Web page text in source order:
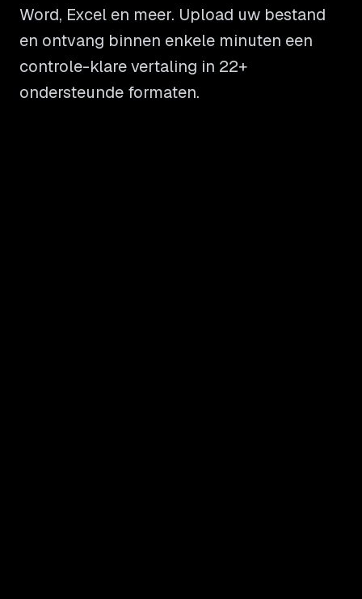
Word, Excel en meer. Upload uw bestand
en ontvang binnen enkele minuten een
controle-klare vertaling in 22+
ondersteunde formaten.